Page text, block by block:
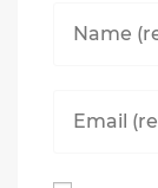
your
username
your